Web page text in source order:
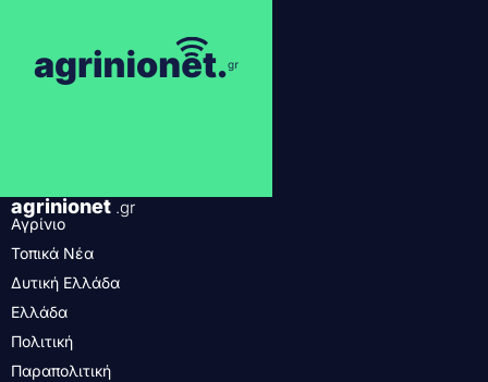
agrinionet .gr
Αγρίνιο
Τοπικά Νέα
Δυτική Ελλάδα
Ελλάδα
Πολιτική
Παραπολιτική